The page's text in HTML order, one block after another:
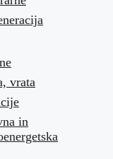
vrata
in